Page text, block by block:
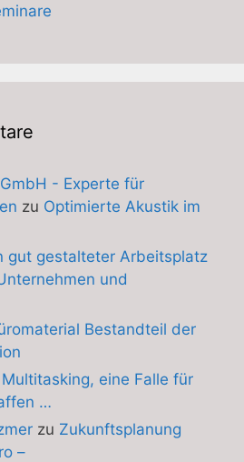
- Experte für
zu Optimierte Akustik im
gut gestalteter Arbeitsplatz
und
Bestandteil der
Multitasking, eine Falle für
…
zu Zukunftsplanung
–